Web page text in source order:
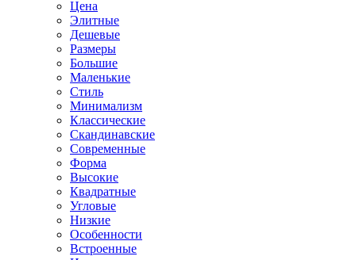
Цена
Элитные
Дешевые
Размеры
Большие
Маленькие
Стиль
Минимализм
Классические
Скандинавские
Современные
Форма
Высокие
Квадратные
Угловые
Низкие
Особенности
Встроенные